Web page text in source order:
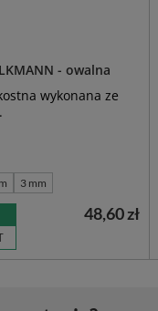
- owalna
wykonana ze
3 mm
48,60 zł